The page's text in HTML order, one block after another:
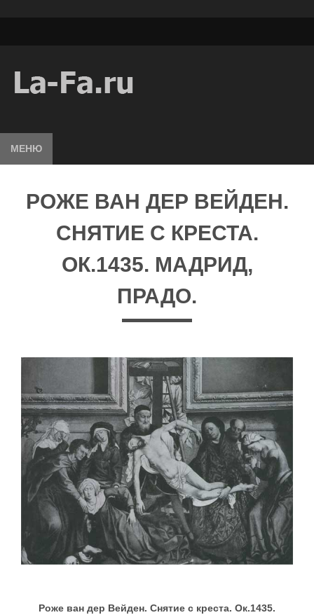
МЕНЮ
РОЖЕ ВАН ДЕР ВЕЙДЕН.
СНЯТИЕ С КРЕСТА.
ОК.1435. МАДРИД,
ПРАДО.
Роже ван дер Вейден. Снятие с креста. Ок.1435.